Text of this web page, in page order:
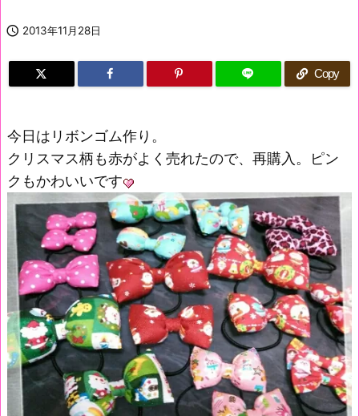
 2013年11月28日
Copy
今日はリボンゴム作り。
クリスマス柄も赤がよく売れたので、再購入。ピン
クもかわいいです